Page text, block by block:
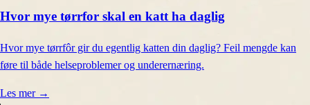
Hvor mye tørrfor skal en katt ha daglig
Hvor mye tørrfôr gir du egentlig katten din daglig? Feil mengde kan
føre til både helseproblemer og underernæring.
Les mer →